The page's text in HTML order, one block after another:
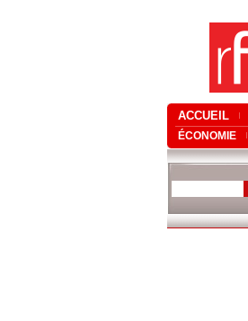
ACCUEIL
ÉCONOMIE